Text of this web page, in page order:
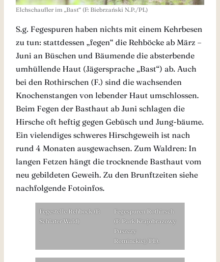
Elchschaufler im „Bast“ (F: Biebrzański N.P./PL)
S.g. Fegespuren haben nichts mit einem Kehrbesen
zu tun: stattdessen „fegen“ die Rehböcke ab März –
Juni an Büschen und Bäumende die absterbende
umhüllende Haut (Jägersprache „Bast“) ab. Auch
bei den Rothirschen (F.) sind die wachsenden
Knochenstangen von lebender Haut umschlossen.
Beim Fegen der Basthaut ab Juni schlagen die
Hirsche oft heftig gegen Gebüsch und Jung-bäume.
Ein vielendiges schweres Hirschgeweih ist nach
rund 4 Monaten ausgewachsen. Zum Waldren: In
langen Fetzen hängt die trocknende Basthaut vom
neu gebildeten Geweih. Zu den Brunftzeiten siehe
nachfolgende Fotoinfos.
Fegestelle Rehbock (F:
Schlater Wald)
Fegespuren Rothirsch
(F: Park Krajobrazowy
Puszczy
Rominckiej/PL).